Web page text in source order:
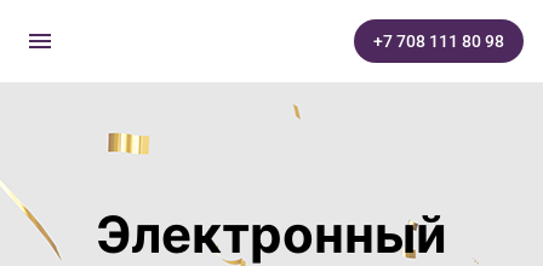
menu +7 708 111 80 98
Электронный